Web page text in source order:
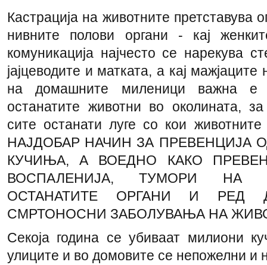
Кастрација на животните претставува
нивните полови органи - кај
комуникација најчесто се нарекува
јајцеводите и матката, а кај мажјаците
на домашните миленици важна е
останатите животни во околината,
сите останати луге со кои
НАЈДОБАР НАЧИН ЗА ПРЕВЕНЦИЈА
КУЧИЊА, А ВОЕДНО КАКО
ВОСПАЛЕНИЈА, ТУМОРИ НА
ОСТАНАТИТЕ ОРГАНИ И РЕД
СМРТОНОСНИ ЗАБОЛУВАЊА НА
Секоја година се убиваат милиони
улиците и во домовите се непожелни и